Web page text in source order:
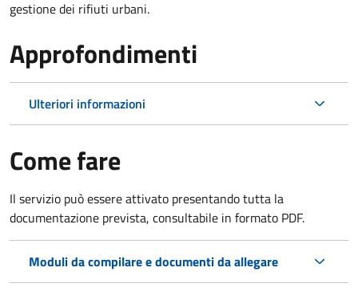
gestione dei rifiuti urbani.
Approfondimenti
Ulteriori informazioni
Come fare
Il servizio può essere attivato presentando tutta la
documentazione prevista, consultabile in formato PDF.
Moduli da compilare e documenti da allegare